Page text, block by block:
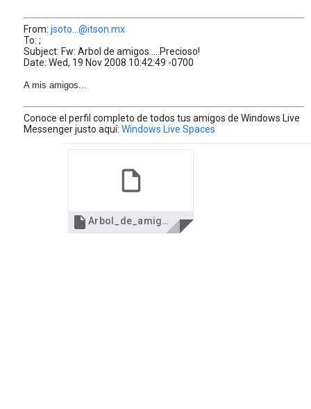
From: jsoto...@itson.mx
To: ;
Subject: Fw: Arbol de amigos ....Precioso!
Date: Wed, 19 Nov 2008 10:42:49 -0700
A mis amigos...
Conoce el perfil completo de todos tus amigos de Windows Live
Messenger justo aquí: Windows Live Spaces
 Arbol_de_amigos.pps